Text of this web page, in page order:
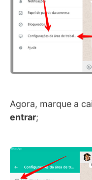
Agora, marque a
entrar;